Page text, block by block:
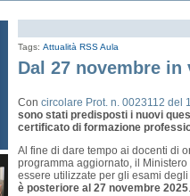
Tags: Attualità RSS Aula
Dal 27 novembre in
Con circolare Prot. n. 0023112 del
sono stati predisposti i nuovi
certificato di formazione
Al fine di dare tempo ai docenti di
programma aggiornato, il
essere utilizzate per gli esami degli
è posteriore al 27 novembre 2025.